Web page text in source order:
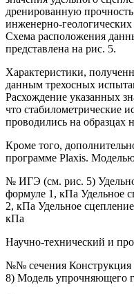
дренированную
инженерно-
Схема расположения
представлена на рис. 5.
Характеристики,
данным трехосных
Расхождение указанных
что стабилометрические
проводились на образцах
Кроме того,
программе Plaxis.
№ ИГЭ (см. рис. 5)
формуле 1, кПа Удельное
2, кПа Удельное
кПа
Научно-технический и
№№ сечения Конструкция
8) Модель упрочняющего